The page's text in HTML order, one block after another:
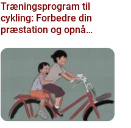
Træningsprogram til
cykling: Forbedre din
præstation og opnå